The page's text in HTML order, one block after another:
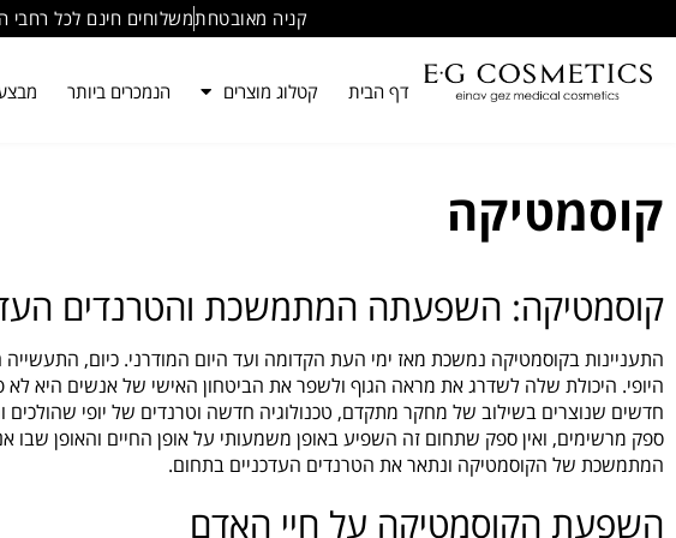
לתוכן
קניה מאובטחתמשלוחים חינם לכל רחבי
דף הבית קטלוג מוצרים הנמכרים ביותר
קוסמטיקה
קוסמטיקה: השפעתה המתמשכת והטרנדים
התעניינות בקוסמטיקה נמשכת מאז ימי העת הקדומה ועד היום המודרני. כיום,
היופי. היכולת שלה לשדרג את מראה הגוף ולשפר את הביטחון האישי של אנשים היא
חדשים שנוצרים בשילוב של מחקר מתקדם, טכנולוגיה חדשה וטרנדים של יופי
ספק מרשימים, ואין ספק שתחום זה השפיע באופן משמעותי על אופן החיים והאופן
המתמשכת של הקוסמטיקה ונתאר את הטרנדים העדכניים בתחום.
השפעת הקוסמטיקה על חיי האדם